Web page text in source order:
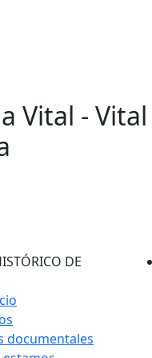
Vital -
DE
documentales